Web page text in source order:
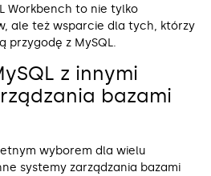
Workbench to nie tylko
ale też wsparcie dla tych, którzy
przygodę z MySQL.
z innymi
bazami
wyborem dla wielu
systemy zarządzania bazami